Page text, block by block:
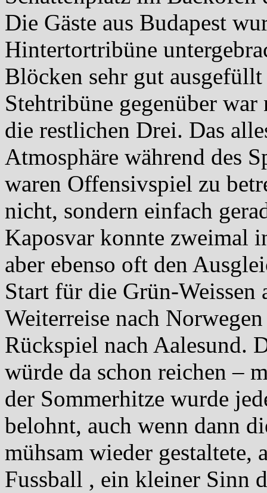
Die Gäste aus Budapest
Hintertortribüne
Blöcken sehr gut
Stehtribüne gegenüber
die restlichen Drei. Das
Atmosphäre während des
waren Offensivspiel zu
nicht, sondern einfach
Kaposvar konnte zweimal
aber ebenso oft den
Start für die Grün-Weissen
Weiterreise nach
Rückspiel nach Aalesund.
würde da schon reichen –
der Sommerhitze wurde
belohnt, auch wenn dann
mühsam wieder gestaltete,
Fussball , ein kleiner Sinn